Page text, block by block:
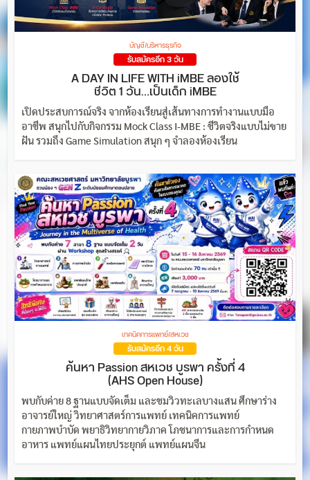
บัญชี/บริหารธุรกิจ
รับสมัครอีก 3 วัน
A DAY IN LIFE WITH iMBE ลองใช้
ชีวิต 1 วัน…เป็นเด็ก iMBE
เปิดประสบการณ์จริง จากห้องเรียนสู่เส้นทางการทำงานแบบมือ
อาชีพ สนุกไปกับกิจกรรม Mock Class I-MBE : ชีวิตจริงแบบไม่ขาย
ฝัน รวมถึง Game Simulation สนุก ๆ จำลองห้องเรียน
เทคนิคการแพทย์/สหเวช
รับสมัครอีก 4 วัน
ค้นหา Passion สหเวช บูรพา ครั้งที่ 4
(AHS Open House)
พบกับค่าย 8 ฐานแบบจัดเต็ม และชมวิวทะเลบางแสน ศึกษาร่าง
อาจารย์ใหญ่ วิทยาศาสตร์การแพทย์ เทคนิคการแพทย์
กายภาพบำบัด พยาธิวิทยากายวิภาค โภชนาการและการกำหนด
อาหาร แพทย์แผนไทยประยุกต์ แพทย์แผนจีน